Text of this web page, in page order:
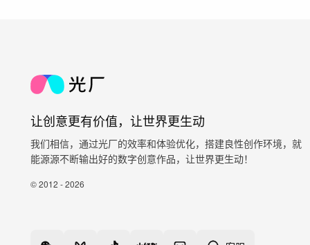
让创意更有价值，让世界更生动
我们相信，通过光厂的效率和体验优化，搭建良性创作环境，就
能源源不断输出好的数字创意作品，让世界更生动！
© 2012 - 2026